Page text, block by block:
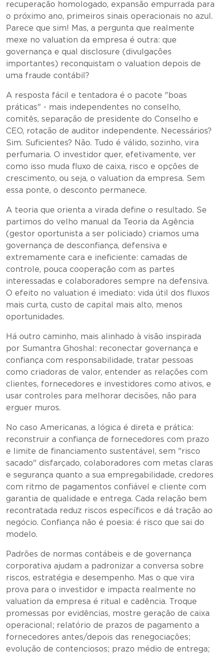
recuperação homologado, expansão empurrada para
o próximo ano, primeiros sinais operacionais no azul.
Parece que sim! Mas, a pergunta que realmente
mexe no valuation da empresa é outra: que
governança e qual disclosure (divulgações
importantes) reconquistam o valuation depois de
uma fraude contábil?
A resposta fácil e tentadora é o pacote "boas
práticas" - mais independentes no conselho,
comitês, separação de presidente do Conselho e
CEO, rotação de auditor independente. Necessários?
Sim. Suficientes? Não. Tudo é válido, sozinho, vira
perfumaria. O investidor quer, efetivamente, ver
como isso muda fluxo de caixa, risco e opções de
crescimento, ou seja, o valuation da empresa. Sem
essa ponte, o desconto permanece.
A teoria que orienta a virada define o resultado. Se
partimos do velho manual da Teoria da Agência
(gestor oportunista a ser policiado) criamos uma
governança de desconfiança, defensiva e
extremamente cara e ineficiente: camadas de
controle, pouca cooperação com as partes
interessadas e colaboradores sempre na defensiva.
O efeito no valuation é imediato: vida útil dos fluxos
mais curta, custo de capital mais alto, menos
oportunidades.
Há outro caminho, mais alinhado à visão inspirada
por Sumantra Ghoshal: reconectar governança e
confiança com responsabilidade, tratar pessoas
como criadoras de valor, entender as relações com
clientes, fornecedores e investidores como ativos, e
usar controles para melhorar decisões, não para
erguer muros.
No caso Americanas, a lógica é direta e prática:
reconstruir a confiança de fornecedores com prazo
e limite de financiamento sustentável, sem "risco
sacado" disfarçado, colaboradores com metas claras
e segurança quanto a sua empregabilidade, credores
com ritmo de pagamentos confiável e cliente com
garantia de qualidade e entrega. Cada relação bem
recontratada reduz riscos específicos e dá tração ao
negócio. Confiança não é poesia: é risco que sai do
modelo.
Padrões de normas contábeis e de governança
corporativa ajudam a padronizar a conversa sobre
riscos, estratégia e desempenho. Mas o que vira
prova para o investidor e impacta realmente no
valuation da empresa é ritual e cadência. Troque
promessas por evidências, mostre geração de caixa
operacional; relatório de prazos de pagamento a
fornecedores antes/depois das renegociações;
evolução de contenciosos; prazo médio de entrega;